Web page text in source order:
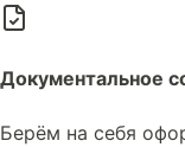
Документальное
Берём на себя